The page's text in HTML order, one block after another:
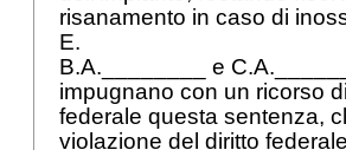
risanamento in caso di
E.
B.A.________ e
impugnano con un ricorso
federale questa sentenza,
violazione del diritto